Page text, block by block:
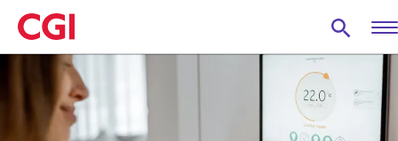
Skip
to
main
content